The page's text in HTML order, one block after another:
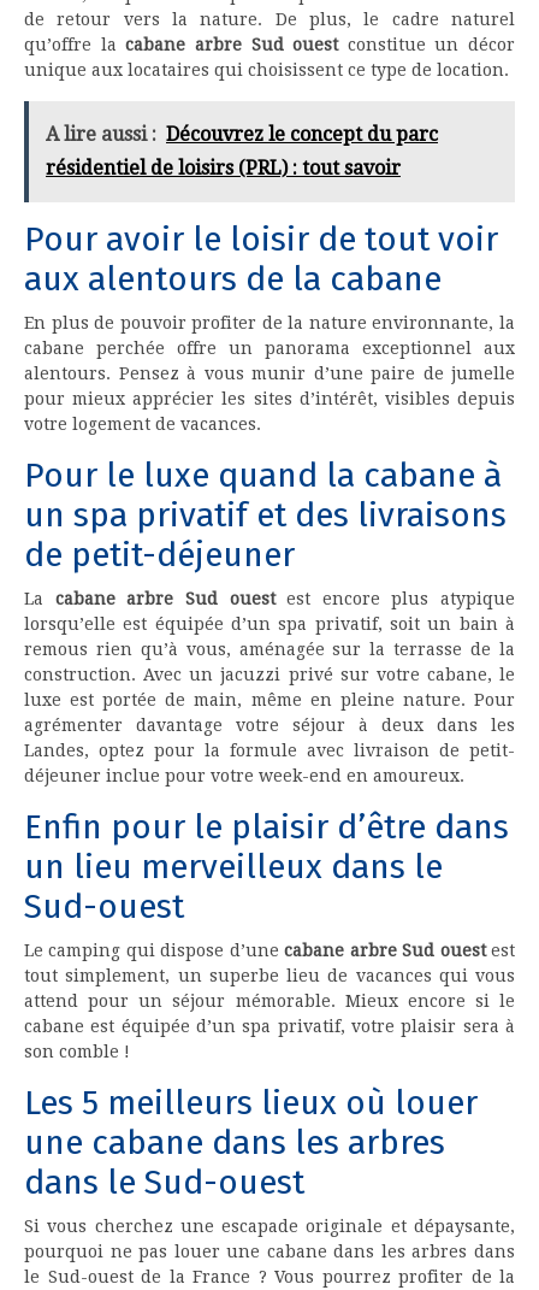
de retour vers la nature. De plus, le cadre naturel
qu’offre lacabane arbre Sud ouestconstitue un décor
unique aux locataires qui choisissent ce type de location.
A lire aussi : Découvrez le concept du parc
résidentiel de loisirs (PRL) : tout savoir
Pour avoir le loisir de tout voir
aux alentours de la cabane
En plus de pouvoir profiter de la nature environnante, la
cabane perchée offre un panorama exceptionnel aux
alentours. Pensez à vous munir d’une paire de jumelle
pour mieux apprécier les sites d’intérêt, visibles depuis
votre logement de vacances.
Pour le luxe quand la cabane à
un spa privatif et des livraisons
de petit-déjeuner
La cabane arbre Sud ouestest encore plus atypique
lorsqu’elle est équipée d’un spa privatif, soit un bain à
remous rien qu’à vous, aménagée sur la terrasse de la
construction. Avec un jacuzzi privé sur votre cabane, le
luxe est portée de main, même en pleine nature. Pour
agrémenter davantage votre séjour à deux dans les
Landes, optez pour la formule avec livraison de petit-
déjeuner inclue pour votre week-end en amoureux.
Enfin pour le plaisir d’être dans
un lieu merveilleux dans le
Sud-ouest
Le camping qui dispose d’unecabane arbre Sud ouestest
tout simplement, un superbe lieu de vacances qui vous
attend pour un séjour mémorable. Mieux encore si le
cabane est équipée d’un spa privatif, votre plaisir sera à
son comble !
Les 5 meilleurs lieux où louer
une cabane dans les arbres
dans le Sud-ouest
Si vous cherchez une escapade originale et dépaysante,
pourquoi ne pas louer une cabane dans les arbres dans
le Sud-ouest de la France ? Vous pourrez profiter de la